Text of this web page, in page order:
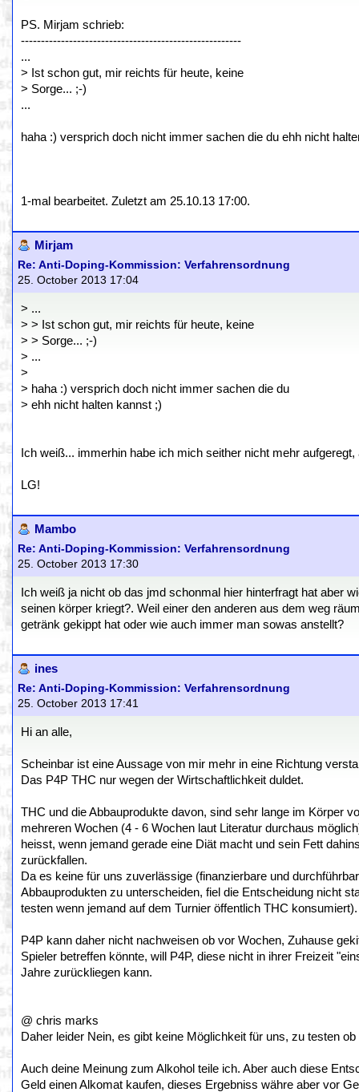
PS. Mirjam schrieb:
-------------------------------------------------------
...
> Ist schon gut, mir reichts für heute, keine
> Sorge... ;-)
...
haha :) versprich doch nicht immer sachen die du ehh nicht
1-mal bearbeitet. Zuletzt am 25.10.13 17:00.
Mirjam
Re: Anti-Doping-Kommission: Verfahrensordnung
25. October 2013 17:04
> ...
> > Ist schon gut, mir reichts für heute, keine
> > Sorge... ;-)
> ...
>
> haha :) versprich doch nicht immer sachen die du
> ehh nicht halten kannst ;)
Ich weiß... immerhin habe ich mich seither nicht mehr
LG!
Mambo
Re: Anti-Doping-Kommission: Verfahrensordnung
25. October 2013 17:30
Ich weiß ja nicht ob das jmd schonmal hier hinterfragt hat aber
seinen körper kriegt?. Weil einer den anderen aus dem weg
getränk gekippt hat oder wie auch immer man sowas anstellt?
ines
Re: Anti-Doping-Kommission: Verfahrensordnung
25. October 2013 17:41
Hi an alle,
Scheinbar ist eine Aussage von mir mehr in eine Richtung
Das P4P THC nur wegen der Wirtschaftlichkeit duldet.
THC und die Abbauprodukte davon, sind sehr lange im Körper
mehreren Wochen (4 - 6 Wochen laut Literatur durchaus
heisst, wenn jemand gerade eine Diät macht und sein Fett
zurückfallen.
Da es keine für uns zuverlässige (finanzierbare und
Abbauprodukten zu unterscheiden, fiel die Entscheidung nicht
testen wenn jemand auf dem Turnier öffentlich THC konsumiert).
P4P kann daher nicht nachweisen ob vor Wochen, Zuhause
Spieler betreffen könnte, will P4P, diese nicht in ihrer Freizeit
Jahre zurückliegen kann.
@ chris marks
Daher leider Nein, es gibt keine Möglichkeit für uns, zu testen
Auch deine Meinung zum Alkohol teile ich. Aber auch diese
Geld einen Alkomat kaufen, dieses Ergebniss währe aber vor